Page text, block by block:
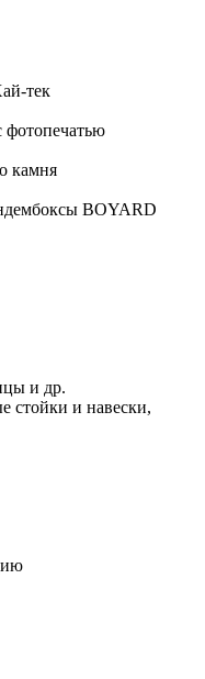
тек
камня
BOYARD
и др.
стойки и навески,